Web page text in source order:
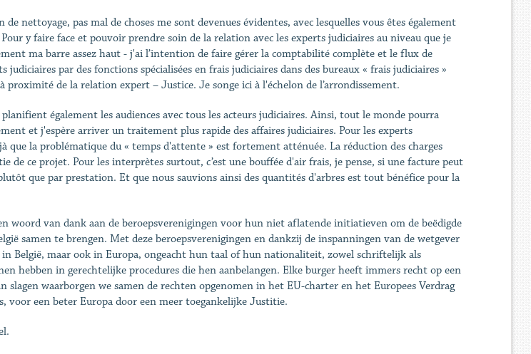
de nettoyage, pas mal de choses me sont devenues évidentes, avec lesquelles vous êtes également
Pour y faire face et pouvoir prendre soin de la relation avec les experts judiciaires au niveau que je
ma barre assez haut - j'ai l’intention de faire gérer la comptabilité complète et le flux de
judiciaires par des fonctions spécialisées en frais judiciaires dans des bureaux « frais judiciaires »
proximité de la relation expert – Justice. Je songe ici à l'échelon de l’arrondissement.
également les audiences avec tous les acteurs judiciaires. Ainsi, tout le monde pourra
et j'espère arriver un traitement plus rapide des affaires judiciaires. Pour les experts
que la problématique du « temps d'attente » est fortement atténuée. La réduction des charges
de ce projet. Pour les interprètes surtout, c’est une bouffée d'air frais, je pense, si une facture peut
que par prestation. Et que nous sauvions ainsi des quantités d'arbres est tout bénéfice pour la
woord van dank aan de beroepsverenigingen voor hun niet aflatende initiatieven om de beëdigde
samen te brengen. Met deze beroepsverenigingen en dankzij de inspanningen van de wetgever
België, maar ook in Europa, ongeacht hun taal of hun nationaliteit, zowel schriftelijk als
hebben in gerechtelijke procedures die hen aanbelangen. Elke burger heeft immers recht op een
slagen waarborgen we samen de rechten opgenomen in het EU-charter en het Europees Verdrag
voor een beter Europa door een meer toegankelijke Justitie.